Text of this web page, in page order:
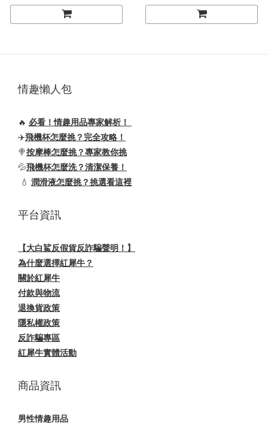
情趣懶人包
🔥 必看！情趣用品專家解析！
✈️飛機杯怎麼挑？完全攻略！
🍭按摩棒怎麼挑？專家教你挑
💦飛機杯怎麼洗？清潔保養！
💧 潤滑液怎麼挑？挑選看這裡
平台資訊
【大白鯊反假貨反詐騙聲明！】
為什麼選擇紅犀牛？
關於紅犀牛
付款與物流
退換貨政策
隱私權政策
反詐騙專區
紅犀牛實體活動
商品資訊
男性情趣用品